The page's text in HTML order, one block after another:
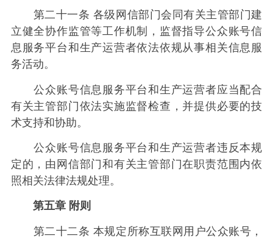
第二十一条 各级网信部门会同有关主管部门建
立健全协作监管等工作机制，监督指导公众账号信
息服务平台和生产运营者依法依规从事相关信息服
务活动。
公众账号信息服务平台和生产运营者应当配合
有关主管部门依法实施监督检查，并提供必要的技
术支持和协助。
公众账号信息服务平台和生产运营者违反本规
定的，由网信部门和有关主管部门在职责范围内依
照相关法律法规处理。
第五章 附则
第二十二条 本规定所称互联网用户公众账号，